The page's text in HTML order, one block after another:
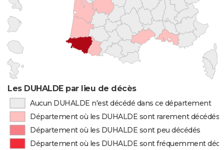
Les DUHALDE par lieu de décès
Aucun DUHALDE n'est décédé dans ce département
Département où les DUHALDE sont rarement décédés
Département où les DUHALDE sont peu décédés
Département où les DUHALDE sont fréquemment